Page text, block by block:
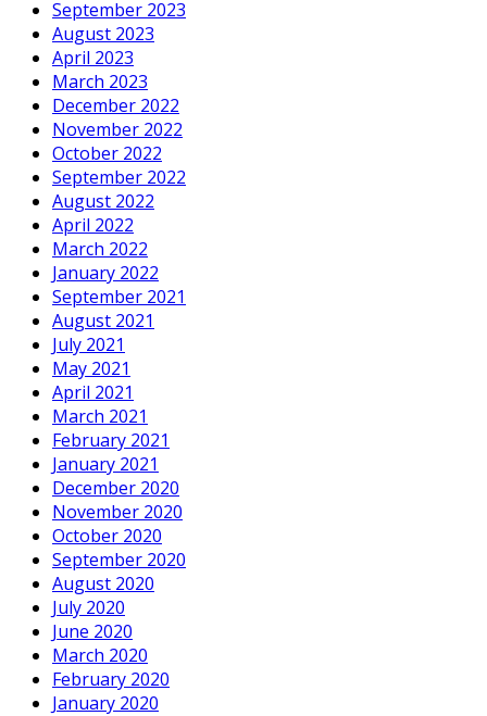
September 2023
August 2023
April 2023
March 2023
December 2022
November 2022
October 2022
September 2022
August 2022
April 2022
March 2022
January 2022
September 2021
August 2021
July 2021
May 2021
April 2021
March 2021
February 2021
January 2021
December 2020
November 2020
October 2020
September 2020
August 2020
July 2020
June 2020
March 2020
February 2020
January 2020